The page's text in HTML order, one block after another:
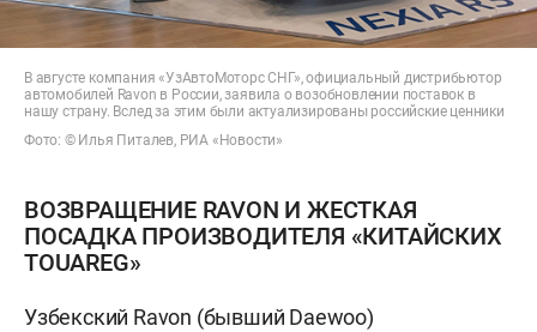
В августе компания «УзАвтоМоторс СНГ», официальный дистрибьютор
автомобилей Ravon в России, заявила о возобновлении поставок в
нашу страну. Вслед за этим были актуализированы российские ценники
Фото: © Илья Питалев, РИА «Новости»
ВОЗВРАЩЕНИЕ RAVON И ЖЕСТКАЯ
ПОСАДКА ПРОИЗВОДИТЕЛЯ «КИТАЙСКИХ
TOUAREG»
Узбекский Ravon (бывший Daewoo)